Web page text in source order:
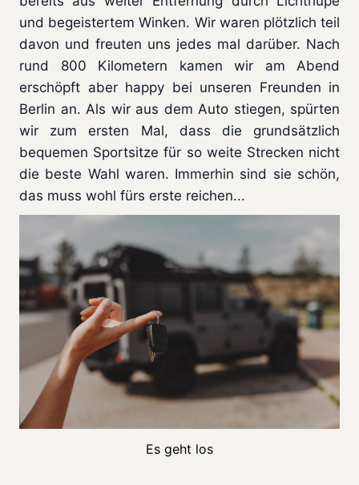
und begeistertem Winken. Wir waren plötzlich teil
davon und freuten uns jedes mal darüber. Nach
rund 800 Kilometern kamen wir am Abend
erschöpft aber happy bei unseren Freunden in
Berlin an. Als wir aus dem Auto stiegen, spürten
wir zum ersten Mal, dass die grundsätzlich
bequemen Sportsitze für so weite Strecken nicht
die beste Wahl waren. Immerhin sind sie schön,
das muss wohl fürs erste reichen...
Es geht los